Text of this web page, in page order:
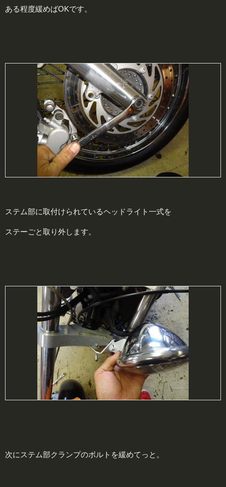
ある程度緩めばOKです。
ステム部に取付けられているヘッドライト一式を
ステーごと取り外します。
次にステム部クランプのボルトを緩めてっと。